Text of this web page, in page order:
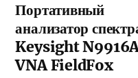
Портативный
анализатор
Keysight
VNA FieldFox